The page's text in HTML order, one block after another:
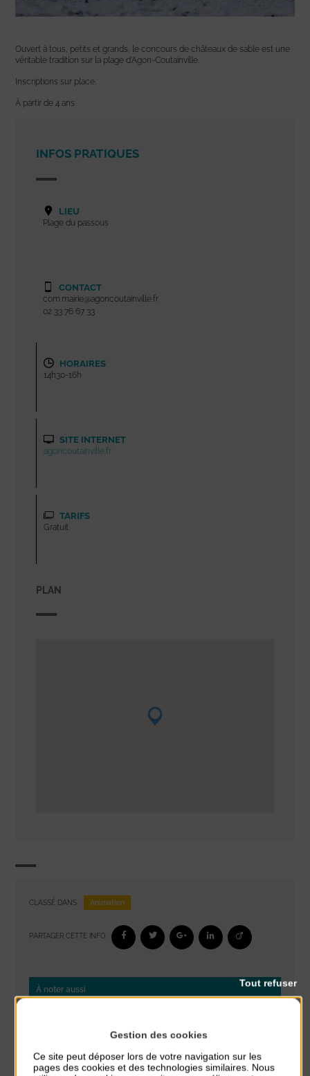
Ouvert à tous, petits et grands, le concours de châteaux de sable est une
véritable tradition sur la plage d’Agon-Coutainville.
Inscriptions sur place.
À partir de 4 ans.
INFOS PRATIQUES
LIEU
Plage du passous
CONTACT
com.mairie@agoncoutainville.fr
02 33 76 67 33
HORAIRES
14h30-16h
SITE INTERNET
agoncoutainville.fr
TARIFS
Gratuit
PLAN
CLASSÉ DANS : Animation
PARTAGER CETTE INFO :
À noter aussi
Gestion des cookies
Ce site peut déposer lors de votre navigation sur les
pages des cookies et des technologies similaires. Nous
Tout refuser